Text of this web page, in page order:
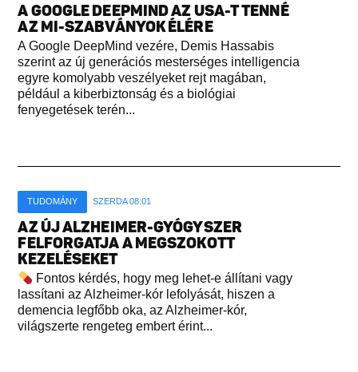
A GOOGLE DEEPMIND AZ USA-T TENNÉ
AZ MI-SZABVÁNYOK ÉLÉRE
A Google DeepMind vezére, Demis Hassabis
szerint az új generációs mesterséges intelligencia
egyre komolyabb veszélyeket rejt magában,
például a kiberbiztonság és a biológiai
fenyegetések terén...
TUDOMÁNY SZERDA 08:01
AZ ÚJ ALZHEIMER-GYÓGYSZER
FELFORGATJA A MEGSZOKOTT
KEZELÉSEKET
Fontos kérdés, hogy meg lehet-e állítani vagy
lassítani az Alzheimer-kór lefolyását, hiszen a
demencia legfőbb oka, az Alzheimer-kór,
világszerte rengeteg embert érint...